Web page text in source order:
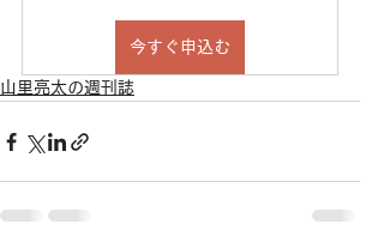
今すぐ申込む
山里亮太の週刊誌